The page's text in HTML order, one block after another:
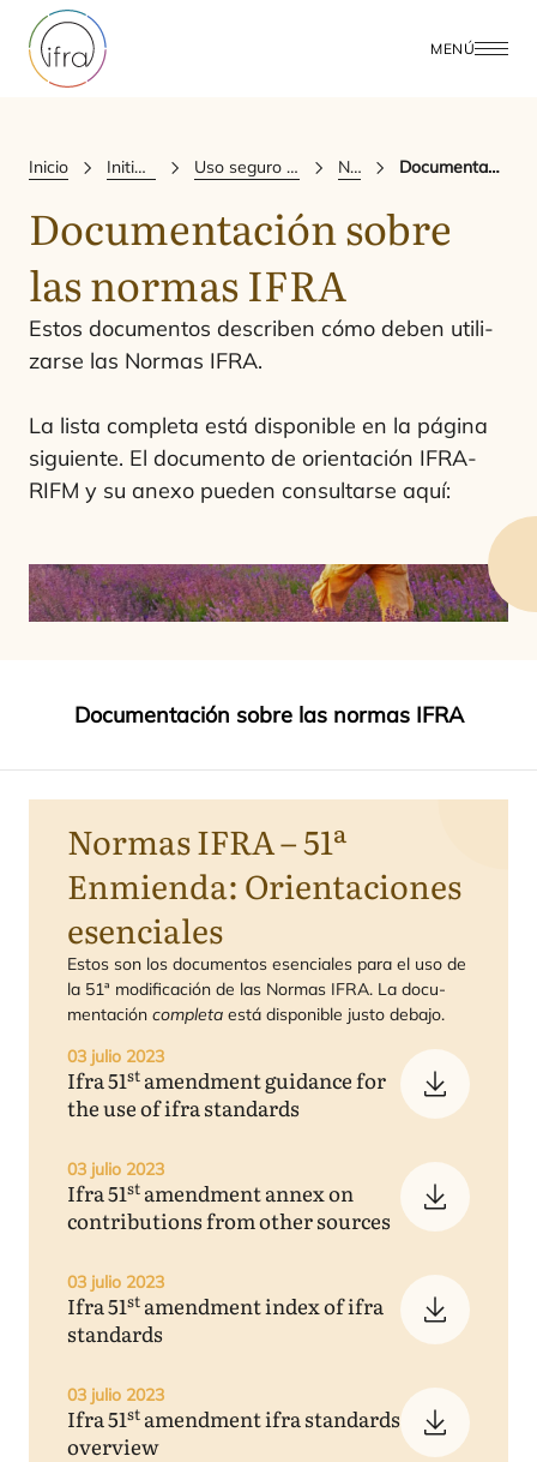
MENÚ
Inicio Initiatives & Positions Uso seguro y ciencia de las fragancias Normas IFRA Documentación sobre las normas IFRA
Documentación sobre
las normasIFRA
Estos docu­men­tos des­cri­ben cómo deben uti­li­
zar­se las Nor­mas IFRA.
La lis­ta com­ple­ta está dis­po­ni­ble en la pági­na
siguien­te. El docu­men­to de orien­ta­ción IFRA-
RIFM y su ane­xo pue­den con­sul­tar­se aquí:
Documentación sobre las normas IFRA
NormasIFRA–51ª
Enmienda: Orientaciones
esenciales
Estos son los docu­men­tos esen­cia­les para el uso de
la 51ª modi­fi­ca­ción de las Nor­mas IFRA. La docu­
men­ta­ción com­ple­ta está dis­po­ni­ble jus­to debajo.
03 julio 2023
Ifra51st amendment guidance for
the use of ifra standards
03 julio 2023
Ifra51st amendment annex on
contributions from other sources
03 julio 2023
Ifra51st amendment index of ifra
standards
03 julio 2023
Ifra51st amendment ifra standards
overview